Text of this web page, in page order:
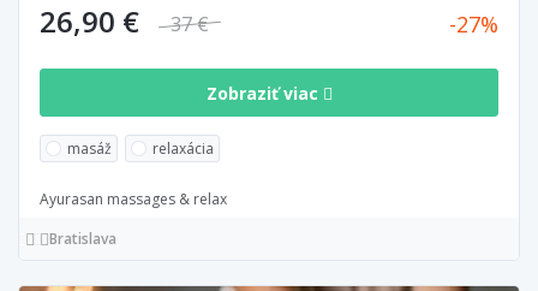
26,90 € 37 € 27
Zobraziť viac
masáž relaxácia
Ayurasan massages & relax
Bratislava